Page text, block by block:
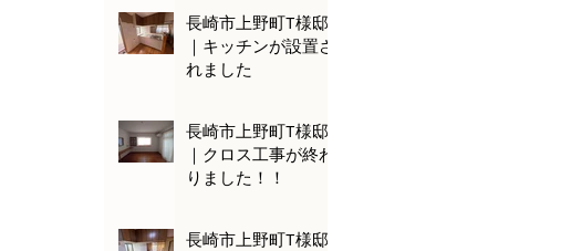
長崎市上野町T様邸
｜キッチンが設置さ
れました
長崎市上野町T様邸
｜クロス工事が終わ
りました！！
長崎市上野町T様邸